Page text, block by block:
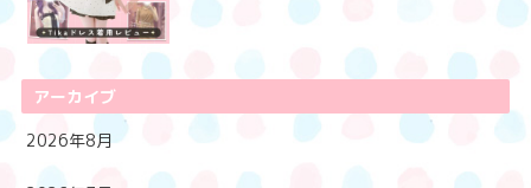
アーカイブ
2026年8月